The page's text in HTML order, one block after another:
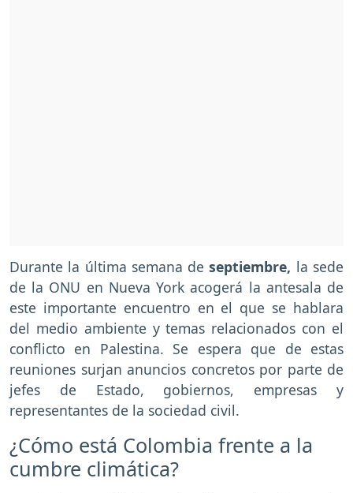
Durante la última semana de septiembre, la sede
de la ONU en Nueva York acogerá la antesala de
este importante encuentro en el que se hablara
del medio ambiente y temas relacionados con el
conflicto en Palestina. Se espera que de estas
reuniones surjan anuncios concretos por parte de
jefes de Estado, gobiernos, empresas y
representantes de la sociedad civil.
¿Cómo está Colombia frente a la
cumbre climática?